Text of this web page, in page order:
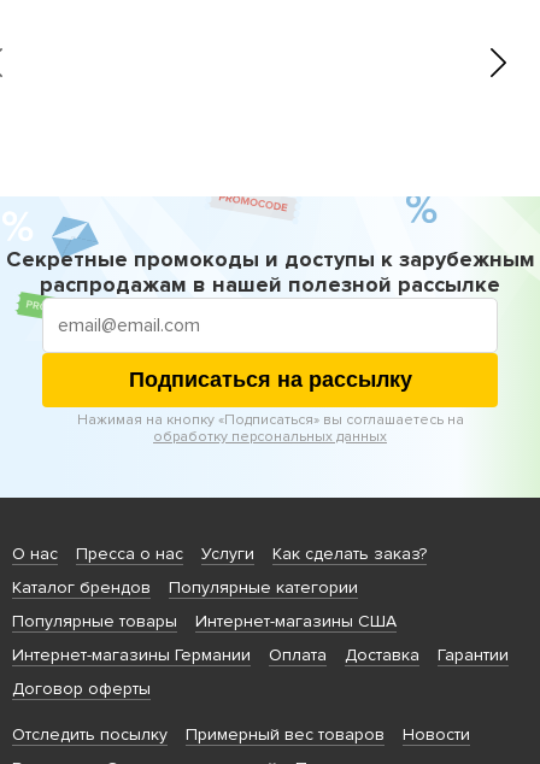
Секретные промокоды и доступы к зарубежным
распродажам в нашей полезной рассылке
Подписаться на рассылку
Нажимая на кнопку «Подписаться» вы соглашаетесь на
обработку персональных данных
О нас Пресса о нас Услуги
Как сделать заказ?
Каталог брендов
Популярные категории
Популярные товары
Интернет-магазины США
Интернет-магазины Германии
Оплата Доставка
Гарантии
Договор оферты
Отследить посылку Примерный вес товаров
Новости